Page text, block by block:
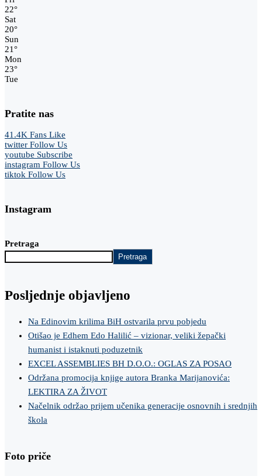
22°
Sat
20°
Sun
21°
Mon
23°
Tue
Pratite nas
41.4K Fans Like
twitter Follow Us
youtube Subscribe
instagram Follow Us
tiktok Follow Us
Instagram
Pretraga
Pretraga
Posljednje objavljeno
Na Edinovim krilima BiH ostvarila prvu pobjedu
Otišao je Edhem Edo Halilić – vizionar, veliki žepački
humanist i istaknuti poduzetnik
EXCEL ASSEMBLIES BH D.O.O.: OGLAS ZA POSAO
Održana promocija knjige autora Branka Marijanovića:
LEKTIRA ZA ŽIVOT
Načelnik održao prijem učenika generacije osnovnih i srednjih
škola
Foto priče